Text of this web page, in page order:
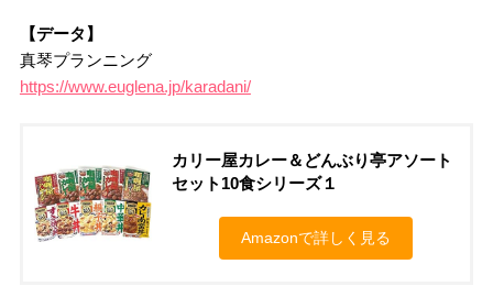
【データ】
真琴プランニング
https://www.euglena.jp/karadani/
カリー屋カレー＆どんぶり亭アソート
セット10食シリーズ１
Amazonで詳しく見る